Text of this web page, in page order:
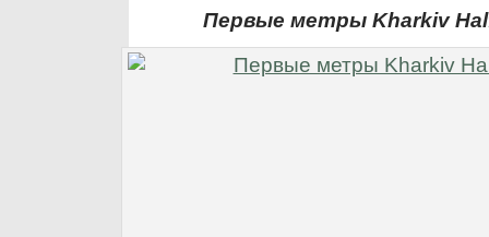
Первые метры Kharkiv